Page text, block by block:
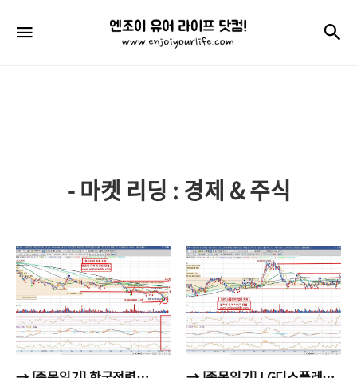
엔
조
이
닷
컴!
- 마켓 리딩 : 경제 & 주식